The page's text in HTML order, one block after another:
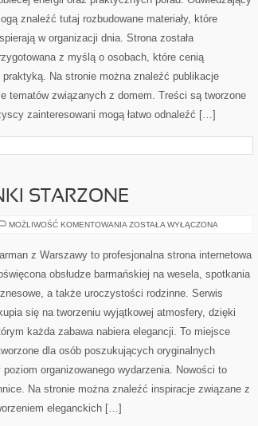
znaleźć tutaj rozbudowane materiały, które
w organizacji dnia. Strona została
z myślą o osobach, które cenią
Na stronie można znaleźć publikacje
tematów związanych z domem. Treści są tworzone
zainteresowani mogą łatwo odnaleźć […]
STARZONE
MOŻLIWOŚĆ KOMENTOWANIA WHISKY,
TRUNKI
STARZONE
ZOSTAŁA WYŁĄCZONA
z Warszawy to profesjonalna strona internetowa
obsłudze barmańskiej na wesela, spotkania
a także uroczystości rodzinne. Serwis
się na tworzeniu wyjątkowej atmosfery, dzięki
każda zabawa nabiera elegancji. To miejsce
dla osób poszukujących oryginalnych
organizowanego wydarzenia. Nowości to
Na stronie można znaleźć inspiracje związane z
eleganckich […]